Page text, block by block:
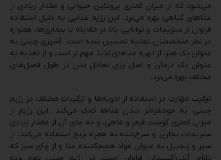
می‌شود که از میزان کمتری پروتئین حیوانی و مقدار زیادی از
غذاهای گیاهی بهره می‌برد. این رژیم غذایی به دلیل استفاده
فراوان از سبزیجات و توانایی بالا در مقابله با بیماری‌ها، همواره
در نظر متخصصان تغذیه تحسین شده است. آشپزی چینی به
عنوان یک هنر، از تهیه غذاهای لذیذ مهم تر است و از تغذیه به
عنوان یک درمان و اصل برای تعادل بدن در طول فصل‌های
مختلف بهره می‌برد.
ترکیب مهارت در استفاده از ادویه‌ها و ترکیبات مختلف در رژیم
چینی، به خوشمزه‌تر شدن غذاها کمک می‌کند. این رژیم از
میزان کمتری گوشت قرمز و ماهی، و به جای آن از مقدار زیادی
سبزیجات بخارپز و سرخ‌شده به همراه برنج استفاده می‌کند. از
سیر و زنجبیل به عنوان مواد هضم‌کننده غذا و از چای سبز که
دارای آنتی‌اکسیدان فراوان است، در رژیم چینی بهره برده